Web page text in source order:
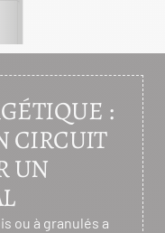
:
CIRCUIT
UN
ou à granulés a